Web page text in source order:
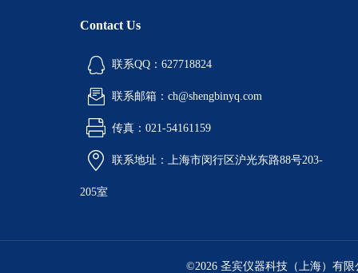
Contact Us
联系QQ：627718824
联系邮箱：ch@shengbinyq.com
传真：021-54161159
联系地址：上海市闵行区沪光东路88号203-
205室
©2026 圣宾仪器科技（上海）有